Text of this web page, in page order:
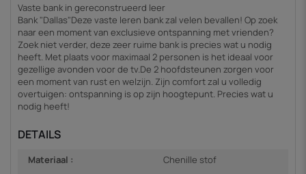
Vaste bank in gereconstrueerd leer
Bank "Dallas"Deze vaste leren bank zal velen bevallen! Op zoek
naar een moment van exclusieve ontspanning met vrienden?
Zoek niet verder, deze zeer ruime bank is precies wat u nodig
heeft. Met plaats voor maximaal 2 personen is het ideaal voor
gezellige avonden voor de tv.De 2 hoofdsteunen zorgen voor
een moment van rust en welzijn. Zijn comfort zal u volledig
overtuigen: ontspanning is op zijn hoogtepunt. Precies wat u
nodig heeft!
DETAILS
Materiaal :
Chenille stof